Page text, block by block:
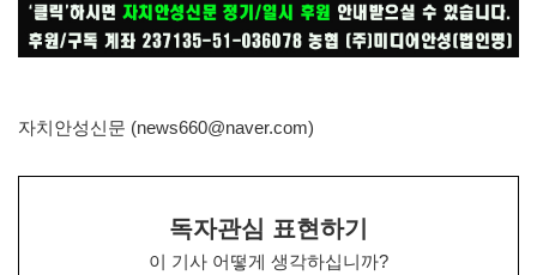
자치안성신문 (news660@naver.com)
독자관심 표현하기
이 기사 어떻게 생각하십니까?